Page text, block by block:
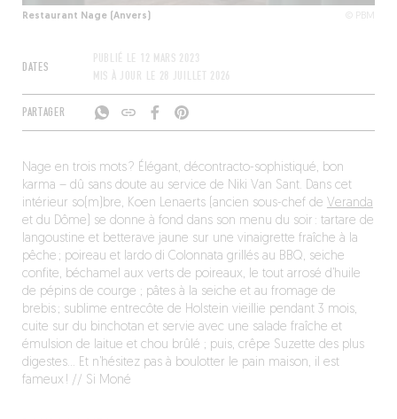
Restaurant Nage (Anvers) © PBM
DATES
PUBLIÉ LE
12 MARS 2023
MIS À JOUR LE 28 JUILLET 2026
PARTAGER
Nage en trois mots ? Élégant, décontracto-sophistiqué, bon
karma – dû sans doute au service de Niki Van Sant. Dans cet
intérieur so(m)bre, Koen Lenaerts (ancien sous-chef de Veranda
et du Dôme) se donne à fond dans son menu du soir : tartare de
langoustine et betterave jaune sur une vinaigrette fraîche à la
pêche ; poireau et lardo di Colonnata grillés au BBQ, seiche
confite, béchamel aux verts de poireaux, le tout arrosé d’huile
de pépins de courge ; pâtes à la seiche et au fromage de
brebis ; sublime entrecôte de Holstein vieillie pendant 3 mois,
cuite sur du binchotan et servie avec une salade fraîche et
émulsion de laitue et chou brûlé ; puis, crêpe Suzette des plus
digestes… Et n’hésitez pas à boulotter le pain maison, il est
fameux ! // Si Moné